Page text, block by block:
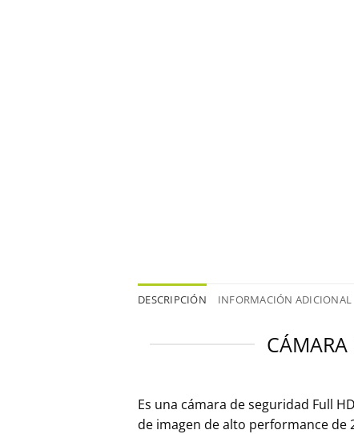
DESCRIPCIÓN INFORMACIÓN ADICIONAL
Es una cámara de seguridad Full
de imagen de alto performance de